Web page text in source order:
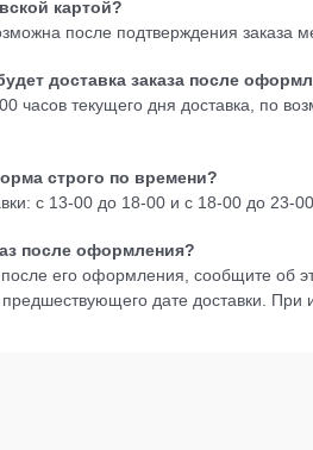
картой?
после подтверждения заказа
доставка заказа после
часов текущего дня доставка, по
строго по времени?
с 13-00 до 18-00 и с 18-00 до
после оформления?
его оформления, сообщите об
дате доставки.